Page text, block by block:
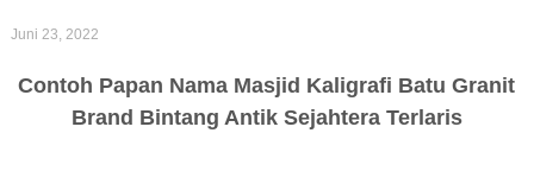
Juni 23, 2022
Contoh Papan Nama Masjid Kaligrafi Batu Granit
Brand Bintang Antik Sejahtera Terlaris